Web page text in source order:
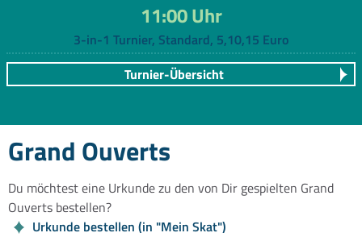
11:00 Uhr
3-in-1 Turnier, Standard, 5,10,15 Euro
Turnier-Übersicht
Grand Ouverts
Du möchtest eine Urkunde zu den von Dir gespielten Grand
Ouverts bestellen?
Urkunde bestellen (in "Mein Skat")